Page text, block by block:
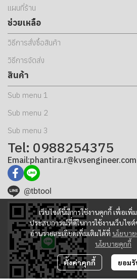
เว็บไซต์นี้มีการใช้งานคุกกี้ เพื่อเ
ประสบการณ์ที่ดีในการใช้งานเว็บไซ
อ่านรายละเอียดเพิ่มเติมได้ที่ นโยบา
นโยบายคุกกี้
ตั้งค่าคุกกี้ ยอม
แผนที่ร้าน
ช่วยเหลือ
วิธีการสั่งซื้อสินค้า
วิธีการจัดส่ง
สินค้า
Sub menu 1
Sub menu 2
Sub menu 3
Tel: 0988254375
Email:phantira.r@kvsengineer.com
@tbtool